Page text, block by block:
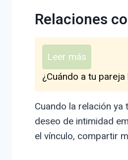
Relaciones
Leer más
¿Cuándo a tu
Cuando la relación
deseo de intimidad
el vínculo, compartir